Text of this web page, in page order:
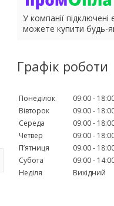
У компанії
можете купити будь-
Графік роботи
Понеділок 09:00
Вівторок
09:00
Середа
09:00
Четвер
09:00
Пʼятниця
09:00
Субота
09:00
Неділя
Вихідний